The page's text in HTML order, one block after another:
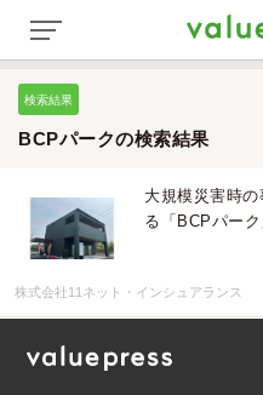
検索結果
BCPパークの検索結果
大規模災害時
る「BCPパー
株式会社11ネット・インシュアランス